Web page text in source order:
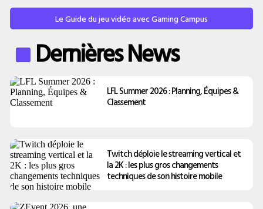
Le Guide du jeu vidéo avec Gaming Campus
Dernières News
LFL Summer 2026 : Planning, Équipes &
Classement
Twitch déploie le streaming vertical et
la 2K : les plus gros changements
techniques de son histoire mobile